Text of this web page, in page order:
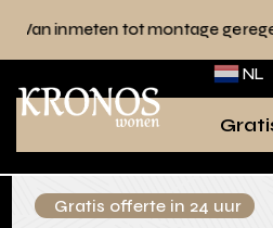
montage geregeld
NL
Gratis offerte in 24 uur